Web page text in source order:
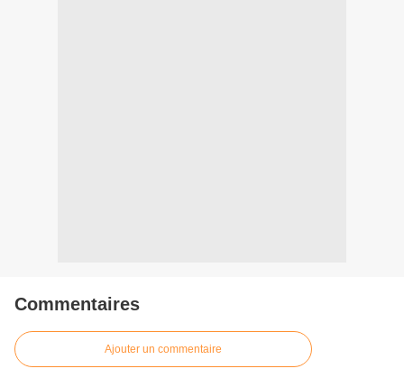
Commentaires
Ajouter un commentaire